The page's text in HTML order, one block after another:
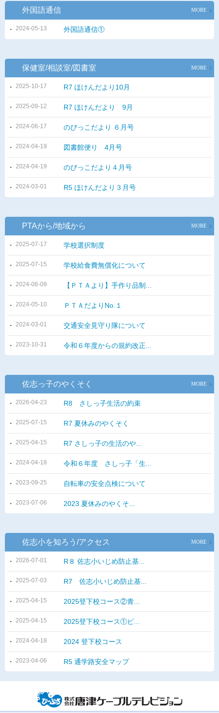
外国語通信 MORE
2024-05-13 外国語通信①
保健室/相談室/図書室 MORE
2025-10-17 R7 ほけんだより10月
2025-09-12 R7 ほけんだより 9月
2024-06-17 のびっこだより ６月号
2024-04-19 図書館便り 4月号
2024-04-19 のびっこだより４月号
2024-03-01 R5 ほけんだより３月号
PTAから/地域から MORE
2025-07-17 学校選択制度
2025-07-15 学校給食費無償化について
2024-06-09 【ＰＴＡより】手作り品制...
2024-05-10 ＰＴＡだよりNo.１
2024-03-01 交通安全見守り隊について
2023-10-31 令和６年度からの規約改正...
佐志っ子のやくそく MORE
2026-04-23 R8 さしっ子生活の約束
2025-07-15 R7 夏休みのやくそく
2025-04-15 R7 さしっ子の生活のや...
2024-04-18 令和６年度 さしっ子「生...
2023-09-25 自転車の安全点検について
2023-07-06 2023 夏休みのやくそ...
佐志小を知ろう/アクセス MORE
2026-07-01 R８ 佐志小いじめ防止基...
2025-07-03 R7 佐志小いじめ防止基...
2025-04-15 2025登下校コース②青...
2025-04-15 2025登下校コース①ピ...
2024-04-18 2024 登下校コース
2023-04-06 R5 通学路安全マップ